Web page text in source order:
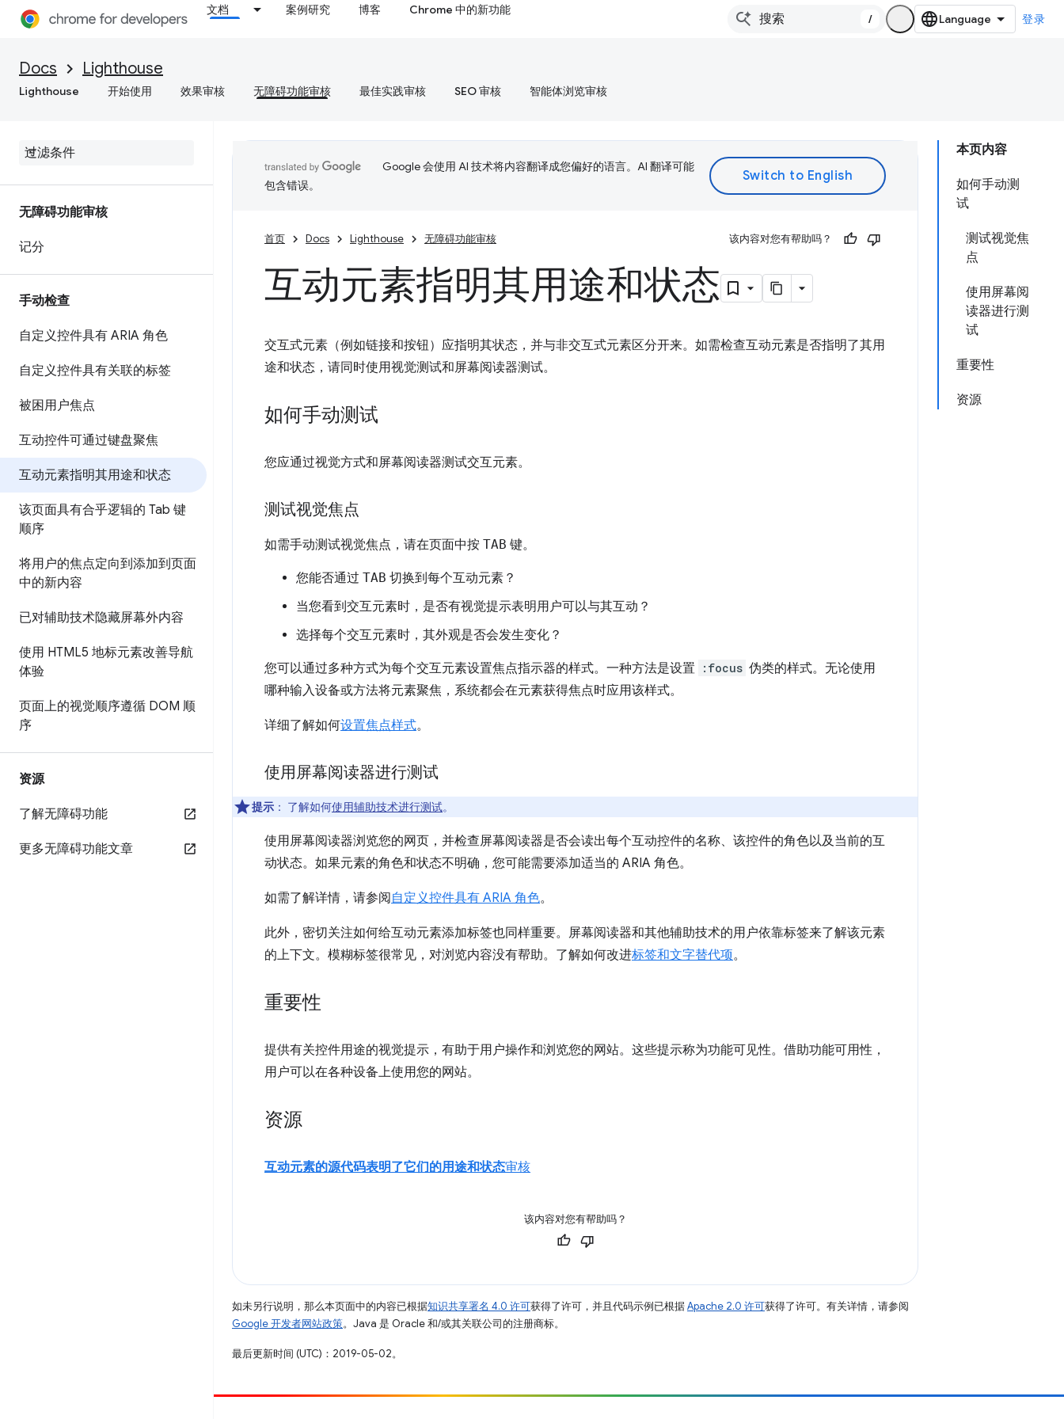
文档 案例研究 博客 Chrome 中的新功能
/ 登录
Docs Lighthouse
Lighthouse 开始使用 效果审核 无障碍功能审核 最佳实践审核 SEO 审核 智能体浏览审核
无障碍功能审核
记分
手动检查
自定义控件具有 ARIA 角色
自定义控件具有关联的标签
被困用户焦点
互动控件可通过键盘聚焦
互动元素指明其用途和状态
该页面具有合乎逻辑的 Tab 键
顺序
将用户的焦点定向到添加到页面
中的新内容
已对辅助技术隐藏屏幕外内容
使用 HTML5 地标元素改善导航
体验
页面上的视觉顺序遵循 DOM 顺
序
资源
了解无障碍功能
更多无障碍功能文章
本页内容
如何手动测
试
测试视觉焦
点
使用屏幕阅
读器进行测
试
重要性
资源
Google 会使用 AI 技术将内容翻译成您偏好的语言。AI 翻译可能
包含错误。
首页 Docs Lighthouse 无障碍功能审核 该内容对您有帮助吗？
互动元素指明其用途和状态
交互式元素（例如链接和按钮）应指明其状态，并与非交互式元素区分开来。如需检查互动元素是否指明了其用
途和状态，请同时使用视觉测试和屏幕阅读器测试。
如何手动测试
您应通过视觉方式和屏幕阅读器测试交互元素。
测试视觉焦点
如需手动测试视觉焦点，请在页面中按 TAB 键。
您能否通过 TAB 切换到每个互动元素？
当您看到交互元素时，是否有视觉提示表明用户可以与其互动？
选择每个交互元素时，其外观是否会发生变化？
您可以通过多种方式为每个交互元素设置焦点指示器的样式。一种方法是设置 :focus 伪类的样式。无论使用
哪种输入设备或方法将元素聚焦，系统都会在元素获得焦点时应用该样式。
详细了解如何设置焦点样式。
使用屏幕阅读器进行测试
提示 ： 了解如何使用辅助技术进行测试。
使用屏幕阅读器浏览您的网页，并检查屏幕阅读器是否会读出每个互动控件的名称、该控件的角色以及当前的互
动状态。如果元素的角色和状态不明确，您可能需要添加适当的 ARIA 角色。
如需了解详情，请参阅 自定义控件具有 ARIA 角色。
此外，密切关注如何给互动元素添加标签也同样重要。屏幕阅读器和其他辅助技术的用户依靠标签来了解该元素
的上下文。模糊标签很常见，对浏览内容没有帮助。了解如何改进标签和文字替代项。
重要性
提供有关控件用途的视觉提示，有助于用户操作和浏览您的网站。这些提示称为功能可见性。 借助功能可用性，
用户可以在各种设备上使用您的网站。
资源
互动元素的源代码表明了它们的用途和状态审核
该内容对您有帮助吗？
如未另行说明，那么本页面中的内容已根据知识共享署名 4.0 许可获得了许可，并且代码示例已根据Apache 2.0 许可获得了许可。有关详情，请参阅
Google 开发者网站政策。Java 是 Oracle 和/或其关联公司的注册商标。
最后更新时间 (UTC)：2019-05-02。